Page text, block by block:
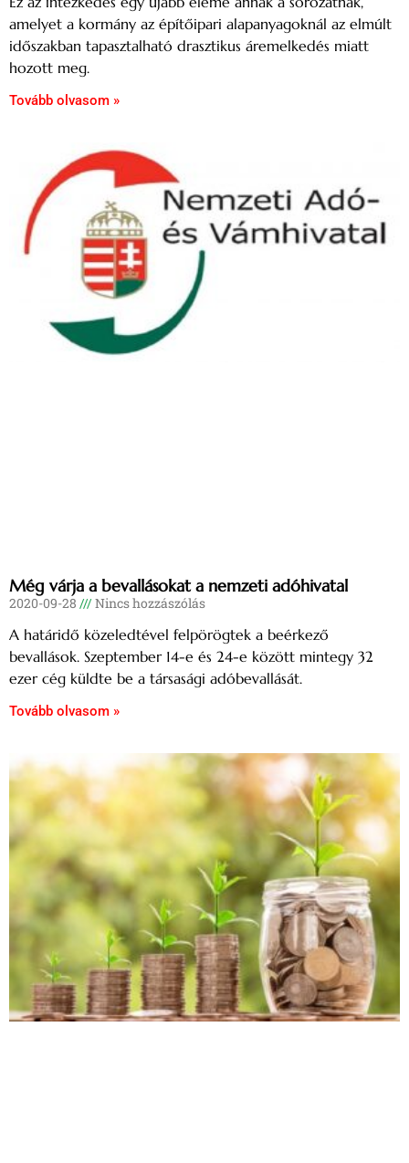
amelyet a kormány az építőipari alapanyagoknál az elmúlt
időszakban tapasztalható drasztikus áremelkedés miatt
hozott meg.
Tovább olvasom »
Még várja a bevallásokat a nemzeti adóhivatal
2020-09-28 Nincs hozzászólás
A határidő közeledtével felpörögtek a beérkező
bevallások. Szeptember 14-e és 24-e között mintegy 32
ezer cég küldte be a társasági adóbevallását.
Tovább olvasom »